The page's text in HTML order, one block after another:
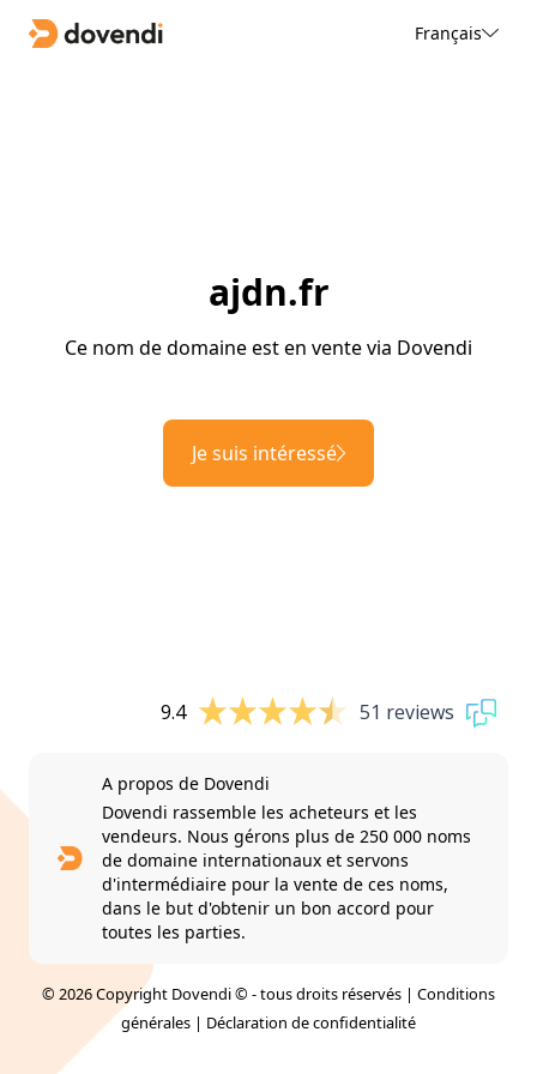
Français
ajdn.fr
Ce nom de domaine est en vente via Dovendi
Je suis intéressé
9.4 51 reviews
A propos de Dovendi
Dovendi rassemble les acheteurs et les
vendeurs. Nous gérons plus de 250 000 noms
de domaine internationaux et servons
d'intermédiaire pour la vente de ces noms,
dans le but d'obtenir un bon accord pour
toutes les parties.
© 2026 Copyright Dovendi © - tous droits réservés | Conditions
générales | Déclaration de confidentialité